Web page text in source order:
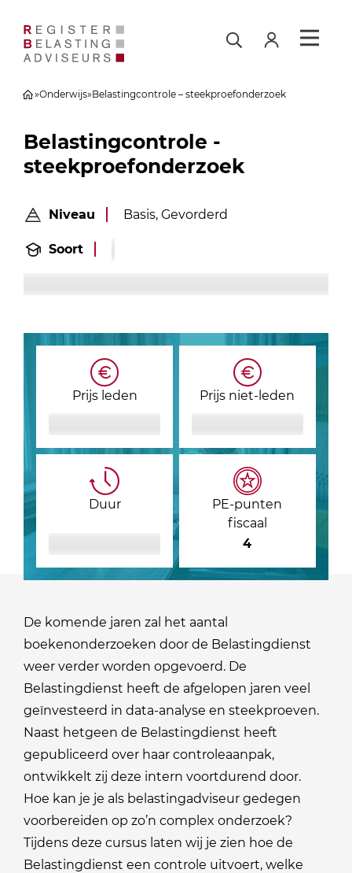
»Onderwijs»Belastingcontrole – steekproefonderzoek
Belastingcontrole -
steekproefonderzoek
Niveau Basis, Gevorderd
Soort
Prijs leden Prijs niet-leden
Duur
PE-punten
fiscaal
4
De komende jaren zal het aantal
boekenonderzoeken door de Belastingdienst
weer verder worden opgevoerd. De
Belastingdienst heeft de afgelopen jaren veel
geïnvesteerd in data-analyse en steekproeven.
Naast hetgeen de Belastingdienst heeft
gepubliceerd over haar controleaanpak,
ontwikkelt zij deze intern voortdurend door.
Hoe kan je je als belastingadviseur gedegen
voorbereiden op zo’n complex onderzoek?
Tijdens deze cursus laten wij je zien hoe de
Belastingdienst een controle uitvoert, welke